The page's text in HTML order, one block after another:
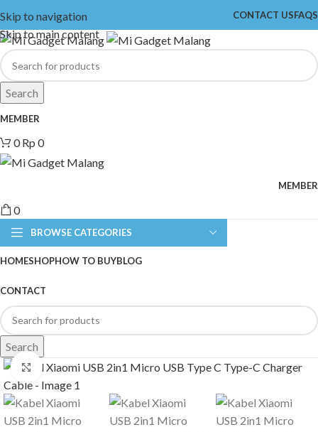
Skip to navigation
Skip to main content
CONTACT USFAQS
Search
MEMBER
0Rp 0
MEMBER
0
BROWSE CATEGORIES
HOMESHOPHOW TO BUYBLOG
CONTACT
Search
Click to enlarge